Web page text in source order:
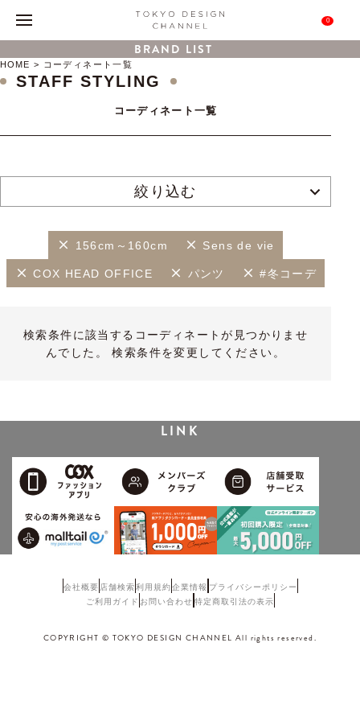
0
BRAND LIST
HOME コーディネート一覧
STAFF STYLING
コーディネート一覧
絞り込む
156cm～160cm Sens de vie
COX HEAD OFFICE パンツ #冬コーデ
検索条件に該当するコーディネートが見つかりませ
んでした。 検索条件を変更してください。
LINK
会社概要 店舗検索利用規約企業情報 プライバシーポリシー
ご利用ガイド お問い合わせ 特定商取引法の表示
COPYRIGHT © TOKYO DESIGN CHANNEL All rights reserved.